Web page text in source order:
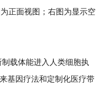
正面视图；右图为显示空
载体能进入人类细胞执
基因疗法和定制化医疗带